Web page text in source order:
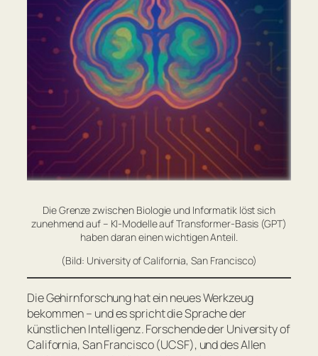
Die Grenze zwischen Biologie und Informatik löst sich
zunehmend auf – KI-Modelle auf Transformer-Basis (GPT)
haben daran einen wichtigen Anteil.
(Bild: University of California, San Francisco)
Die Gehirnforschung hat ein neues Werkzeug
bekommen – und es spricht die Sprache der
künstlichen Intelligenz. Forschende der University of
California, San Francisco (UCSF), und des Allen